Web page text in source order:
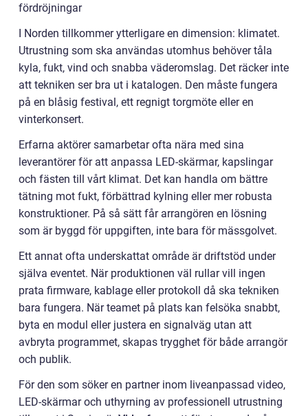
fördröjningar
I Norden tillkommer ytterligare en dimension: klimatet.
Utrustning som ska användas utomhus behöver tåla
kyla, fukt, vind och snabba väderomslag. Det räcker inte
att tekniken ser bra ut i katalogen. Den måste fungera
på en blåsig festival, ett regnigt torgmöte eller en
vinterkonsert.
Erfarna aktörer samarbetar ofta nära med sina
leverantörer för att anpassa LED-skärmar, kapslingar
och fästen till vårt klimat. Det kan handla om bättre
tätning mot fukt, förbättrad kylning eller mer robusta
konstruktioner. På så sätt får arrangören en lösning
som är byggd för uppgiften, inte bara för mässgolvet.
Ett annat ofta underskattat område är driftstöd under
själva eventet. När produktionen väl rullar vill ingen
prata firmware, kablage eller protokoll då ska tekniken
bara fungera. När teamet på plats kan felsöka snabbt,
byta en modul eller justera en signalväg utan att
avbryta programmet, skapas trygghet för både arrangör
och publik.
För den som söker en partner inom liveanpassad video,
LED-skärmar och uthyrning av professionell utrustning